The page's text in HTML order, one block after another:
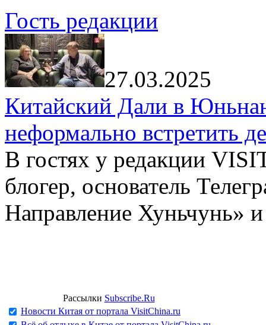
Гость редакции
27.03.2025
Китайский Дали в
неформально встретить
В гостях у редакции
блогер, основатель
Направление Хуньчунь»
Рассылки Subscribe.Ru
Новости Китая от портала VisitChina.ru